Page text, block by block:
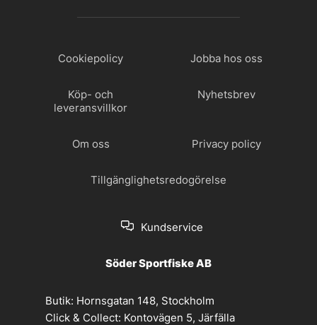
Cookiepolicy Jobba hos oss
Köp- och
leveransvillkor
Nyhetsbrev
Om oss Privacy policy
Tillgänglighetsredogörelse
Kundservice
Söder Sportfiske AB
Butik: Hornsgatan 148, Stockholm
Click & Collect: Kontovägen 5, Järfälla